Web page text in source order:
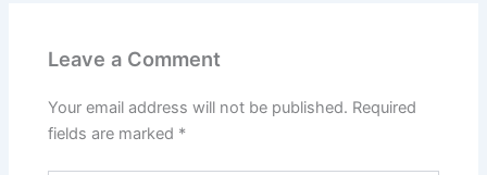
Leave a Comment
Your email address will not be published. Required
fields are marked *